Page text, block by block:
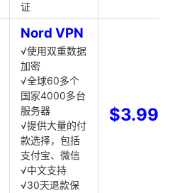
证
Nord VPN
√使用双重数据
加密
√全球60多个
国家4000多台
服务器
√提供大量的付
款选择，包括
支付宝、微信
√中文支持
√30天退款保
$3.99